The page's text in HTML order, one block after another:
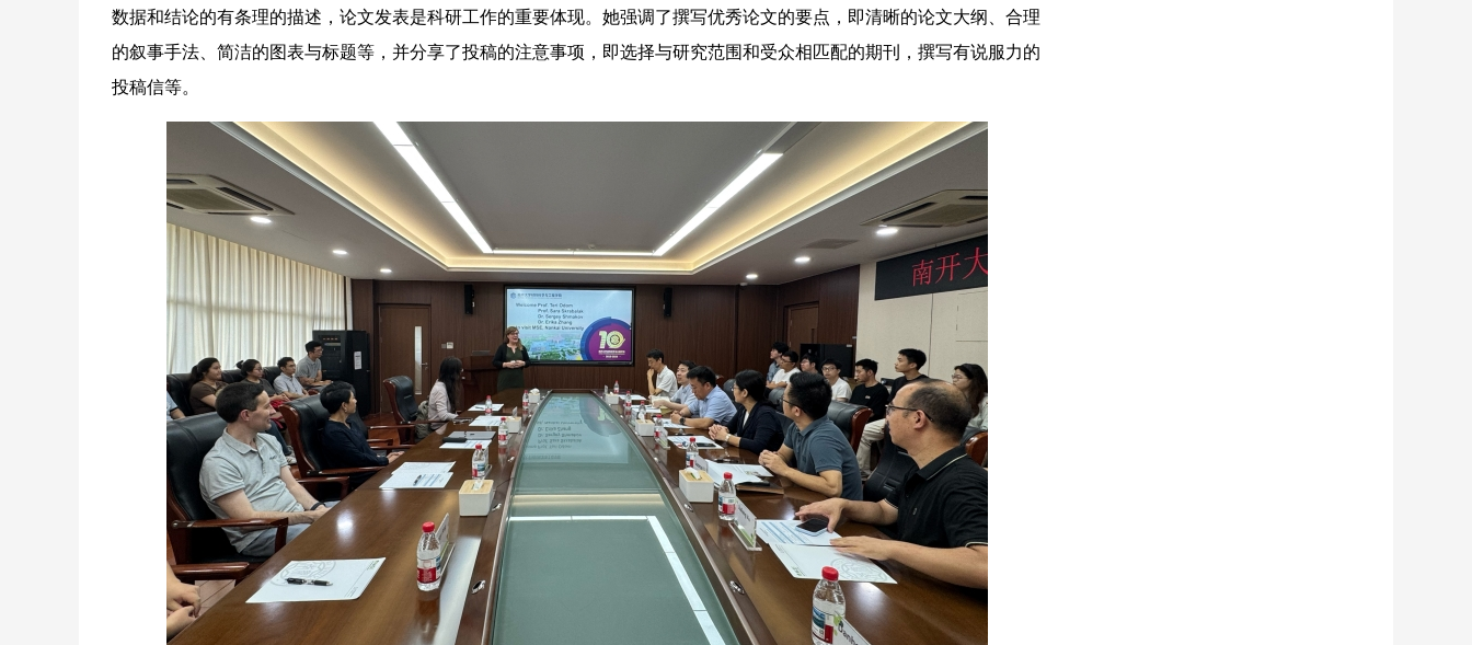
数据和结论的有条理的描述，论文发表是科研工作的重要体现。她强调了撰写优秀论文的要点，即清晰的论文大纲、合理
的叙事手法、简洁的图表与标题等，并分享了投稿的注意事项，即选择与研究范围和受众相匹配的期刊，撰写有说服力的
投稿信等。